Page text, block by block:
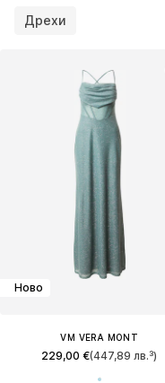
Дрехи
Ново
VM VERA MONT
229,00 €(447,89 лв.³)